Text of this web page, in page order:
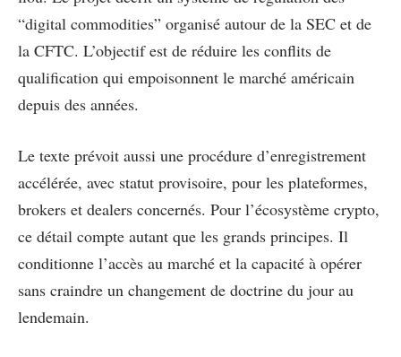
“digital commodities” organisé autour de la SEC et de
la CFTC. L’objectif est de réduire les conflits de
qualification qui empoisonnent le marché américain
depuis des années.
Le texte prévoit aussi une procédure d’enregistrement
accélérée, avec statut provisoire, pour les plateformes,
brokers et dealers concernés. Pour l’écosystème crypto,
ce détail compte autant que les grands principes. Il
conditionne l’accès au marché et la capacité à opérer
sans craindre un changement de doctrine du jour au
lendemain.